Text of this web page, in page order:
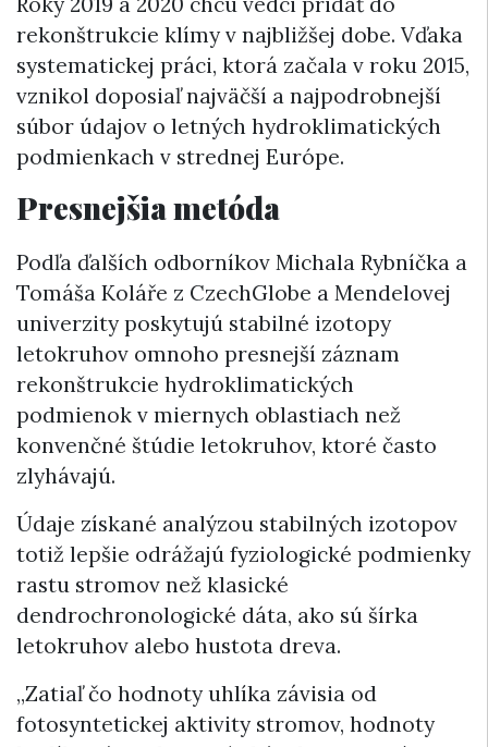
rekonštrukcie klímy v najbližšej dobe. Vďaka
systematickej práci, ktorá začala v roku 2015,
vznikol doposiaľ najväčší a najpodrobnejší
súbor údajov o letných hydroklimatických
podmienkach v strednej Európe.
Presnejšia metóda
Podľa ďalších odborníkov Michala Rybníčka a
Tomáša Koláře z CzechGlobe a Mendelovej
univerzity poskytujú stabilné izotopy
letokruhov omnoho presnejší záznam
rekonštrukcie hydroklimatických
podmienok v miernych oblastiach než
konvenčné štúdie letokruhov, ktoré často
zlyhávajú.
Údaje získané analýzou stabilných izotopov
totiž lepšie odrážajú fyziologické podmienky
rastu stromov než klasické
dendrochronologické dáta, ako sú šírka
letokruhov alebo hustota dreva.
„Zatiaľ čo hodnoty uhlíka závisia od
fotosyntetickej aktivity stromov, hodnoty